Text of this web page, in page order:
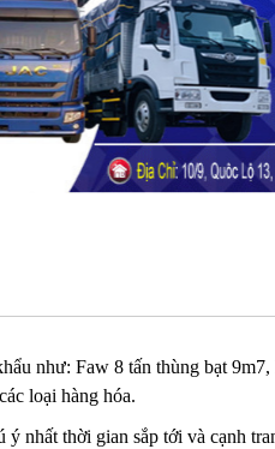
như: Faw 8 tấn thùng bạt
loại hàng hóa.
ý nhất thời gian sắp tới và cạnh